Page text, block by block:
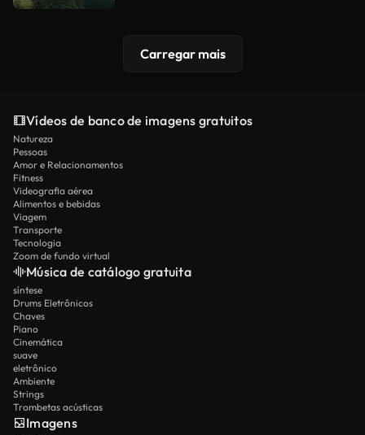
Carregar mais
Vídeos de banco de imagens gratuitos
Natureza
Pessoas
Amor e Relacionamentos
Fitness
Videografia aérea
Alimentos e bebidas
Viagem
Transporte
Tecnologia
Zoom de fundo virtual
Música de catálogo gratuita
síntese
Drums Eletrônicos
Chaves
Piano
Cinemática
suave
eletrônico
Ambiente
Strings
Trombetas acústicas
Imagens